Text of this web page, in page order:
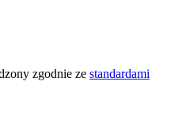
zgodnie ze standardami